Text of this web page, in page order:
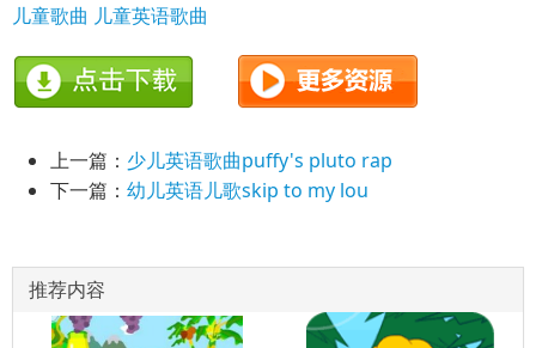
儿童歌曲 儿童英语歌曲
上一篇： 少儿英语歌曲puffy's pluto rap
下一篇： 幼儿英语儿歌skip to my lou
推荐内容